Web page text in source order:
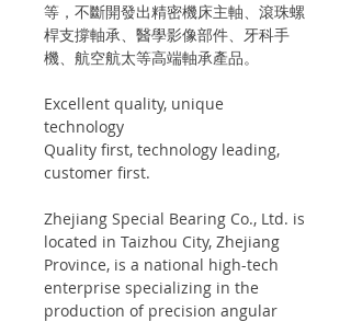
等，不斷開發出精密機床主軸、滾珠螺
桿支撐軸承、醫學影像部件、牙科手
機、航空航太等高端軸承產品。
Excellent quality, unique
technology
Quality first, technology leading,
customer first.
Zhejiang Special Bearing Co., Ltd. is
located in Taizhou City, Zhejiang
Province, is a national high-tech
enterprise specializing in the
production of precision angular